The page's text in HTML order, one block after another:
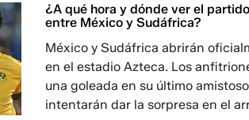
¿A qué hora y dónde ver el
entre México y Sudáfrica?
México y Sudáfrica abrirán
en el estadio Azteca. Los
una goleada en su último
intentarán dar la sorpresa en el